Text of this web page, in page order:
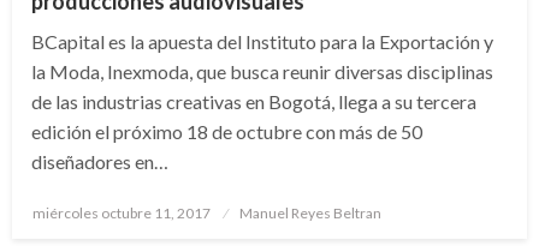
BCapital es la apuesta del Instituto para la Exportación y
la Moda, Inexmoda, que busca reunir diversas disciplinas
de las industrias creativas en Bogotá, llega a su tercera
edición el próximo 18 de octubre con más de 50
diseñadores en…
Publicado
miércoles octubre 11, 2017 Manuel Reyes Beltran